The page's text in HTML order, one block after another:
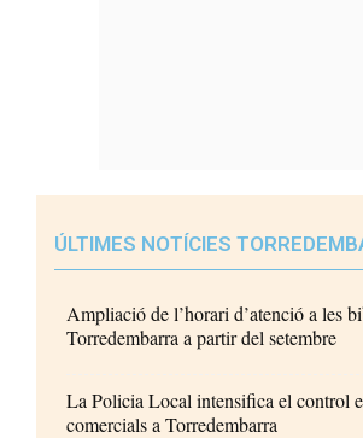
ÚLTIMES NOTÍCIES
Ampliació de l’horari d’atenció a les
Torredembarra a partir del setembre
La Policia Local intensifica el control
comercials a Torredembarra